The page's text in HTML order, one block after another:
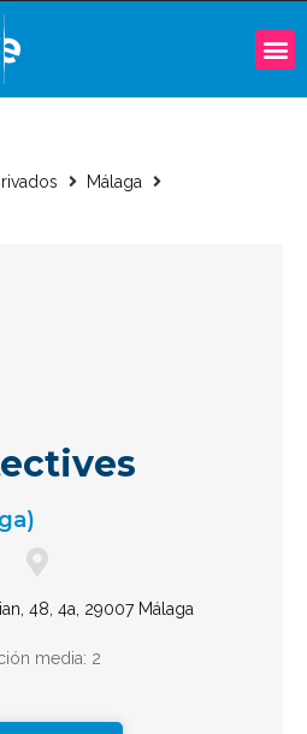
Málaga
48, 4a, 29007 Málaga
media: 2